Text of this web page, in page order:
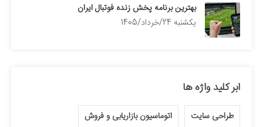
بهترین برنامه پخش زنده فوتبال ایران
يكشنبه 24/خرداد/1405
ابر کلید واژه ها
طراحی سایت اتوماسیون بازاریابی و فروش